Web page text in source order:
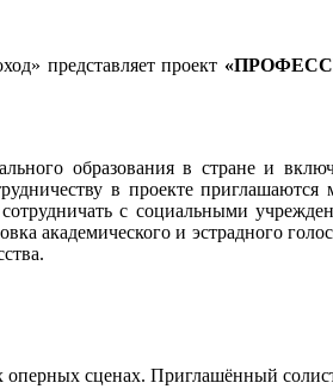
представляет проект
образования в стране и
в проекте
с социальными
академического и эстрадного
сценах. Приглашённый